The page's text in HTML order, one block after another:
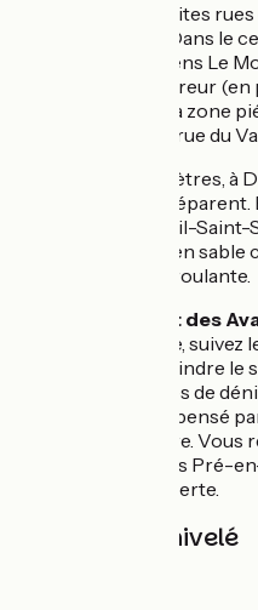
Empruntez de petites
quitter Alençon. Dans le
balisage dans le sens Le
vous induire en erreur
basilique, quittez la zone
tournez à gauche rue du
Après trois kilomètres, à
la Véloscénie se
jusqu’à Pré-en-Pail-
revêtement lisse en
sécurisée et très roulante.
Variante au Mont des
village de Lalacelle,
Avaloirs pour atteindre
sportif (130 mètres de
largement récompensé
depuis le belvédère.
petites routes vers Pré-
retrouvez la voie verte.
Pentes et dénivelé